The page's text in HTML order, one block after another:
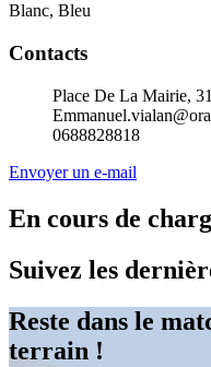
Blanc, Bleu
Contacts
Place De La Mairie,
0688828818
Envoyer un e-mail
En cours de
Suivez les
Reste dans le
terrain !